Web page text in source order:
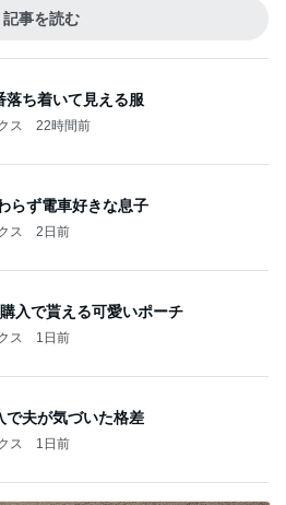
記事を読む
落ち着いて見える服
ス 22時間前
らず電車好きな息子
ス 2日前
入で貰える可愛いポーチ
ス 1日前
で夫が気づいた格差
ス 1日前